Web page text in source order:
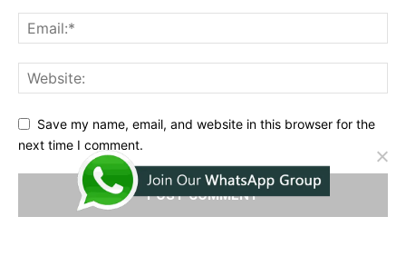
Save my name, email, and website in this browser for the
next time I comment.